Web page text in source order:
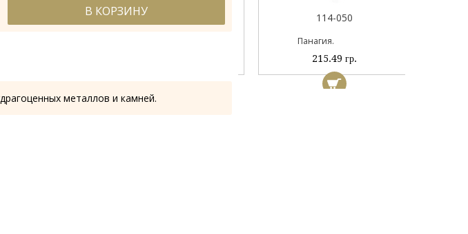
114-044А 114-050
Панагия.
215.49 гр.
В КОРЗИНУ
металлов и камней.